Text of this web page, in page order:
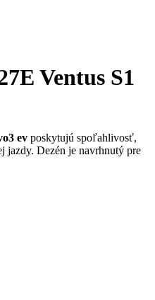
Ventus S1
ev poskytujú spoľahlivosť,
jazdy. Dezén je navrhnutý pre